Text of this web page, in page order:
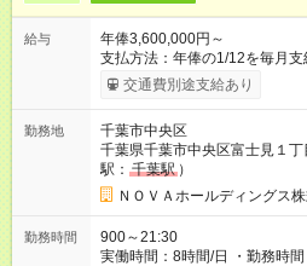
給与
年俸3,600,000円～
支払方法：年俸の1/12を毎月
みます。※超過分は全額支給
円／月 みなし残業時間 15時間
期間】試用期間あり 試用期間
に、本採用時と異なる部分が
シップ 給与：時給 1,400円以
の月末まではインターンとして
交通費別途支給あり
勤務地
千葉市中央区
千葉県千葉市中央区富士見１
駅： 千葉駅 ）
ＮＯＶＡホールディングス
勤務時間
900～21:30
実働時間：8時間/日 ・勤務時